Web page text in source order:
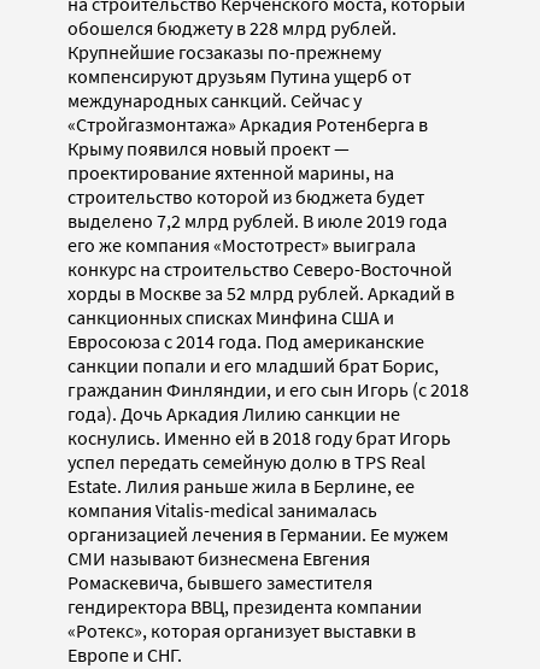
обошелся бюджету в 228 млрд рублей.
Крупнейшие госзаказы по-прежнему
компенсируют друзьям Путина ущерб от
международных санкций. Сейчас у
«Стройгазмонтажа» Аркадия Ротенберга в
Крыму появился новый проект —
проектирование яхтенной марины, на
строительство которой из бюджета будет
выделено 7,2 млрд рублей. В июле 2019 года
его же компания «Мостотрест» выиграла
конкурс на строительство Северо-Восточной
хорды в Москве за 52 млрд рублей. Аркадий в
санкционных списках Минфина США и
Евросоюза с 2014 года. Под американские
санкции попали и его младший брат Борис,
гражданин Финляндии, и его сын Игорь (с 2018
года). Дочь Аркадия Лилию санкции не
коснулись. Именно ей в 2018 году брат Игорь
успел передать семейную долю в TPS Real
Estate. Лилия раньше жила в Берлине, ее
компания Vitalis-medical занималась
организацией лечения в Германии. Ее мужем
СМИ называют бизнесмена Евгения
Ромаскевича, бывшего заместителя
гендиректора ВВЦ, президента компании
«Ротекс», которая организует выставки в
Европе и СНГ.